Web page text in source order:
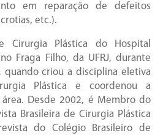
em reparação de defeitos
etc.).
Cirurgia Plástica do Hospital
Fraga Filho, da UFRJ, durante
quando criou a disciplina eletiva
Plástica e coordenou a
área. Desde 2002, é Membro do
Brasileira de Cirurgia Plástica
do Colégio Brasileiro de